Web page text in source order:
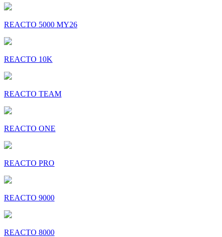
REACTO 5000 MY26
REACTO 10K
REACTO TEAM
REACTO ONE
REACTO PRO
REACTO 9000
REACTO 8000